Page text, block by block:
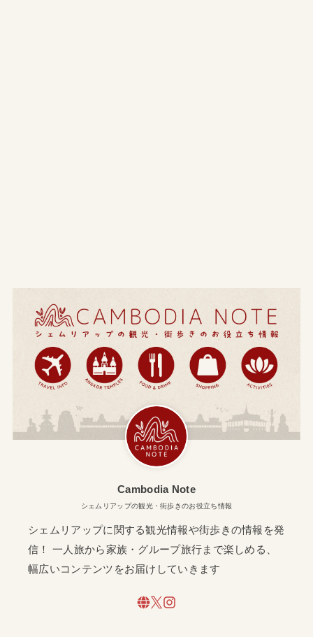
Cambodia Note
シェムリアップの観光・街歩きのお役立ち情報
シェムリアップに関する観光情報や街歩きの情報を発
信！ 一人旅から家族・グループ旅行まで楽しめる、
幅広いコンテンツをお届けしていきます